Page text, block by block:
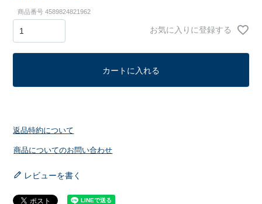
商品番号 4589824821962
お気に入りに登録する
カートに入れる
返品特約について
商品についてのお問い合わせ
レビューを書く